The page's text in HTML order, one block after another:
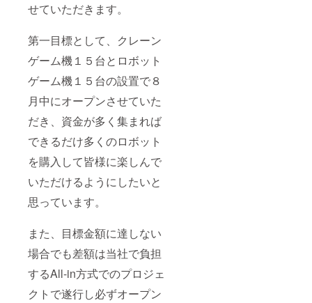
せていただきます。
第一目標として、クレーン
ゲーム機１５台とロボット
ゲーム機１５台の設置で８
月中にオープンさせていた
だき、資金が多く集まれば
できるだけ多くのロボット
を購入して皆様に楽しんで
いただけるようにしたいと
思っています。
また、目標金額に達しない
場合でも差額は当社で負担
するAll-in方式でのプロジェ
クトで遂行し必ずオープン